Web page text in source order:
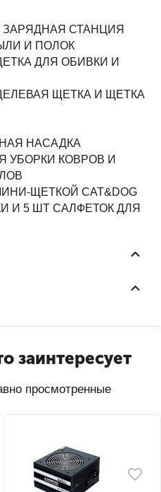
СТАНЦИЯ
И ПОЛОК
ДЛЯ ОБИВКИ И
ЩЕТКА И ЩЕТКА
НАСАДКА
УБОРКИ КОВРОВ И
ЩЕТКОЙ CAT&DOG
И 5 ШТ САЛФЕТОК ДЛЯ
заинтересует
просмотренные